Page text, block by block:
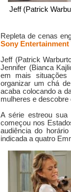
Jeff (Patrick
Repleta de cenas
Sony Entertainment
Jeff (Patrick
Jennifer (Bianca
em mais situações
organizar um chá
acaba colocando a
mulheres e
A série estreou
começou nos
audiência do
indicada a quatro